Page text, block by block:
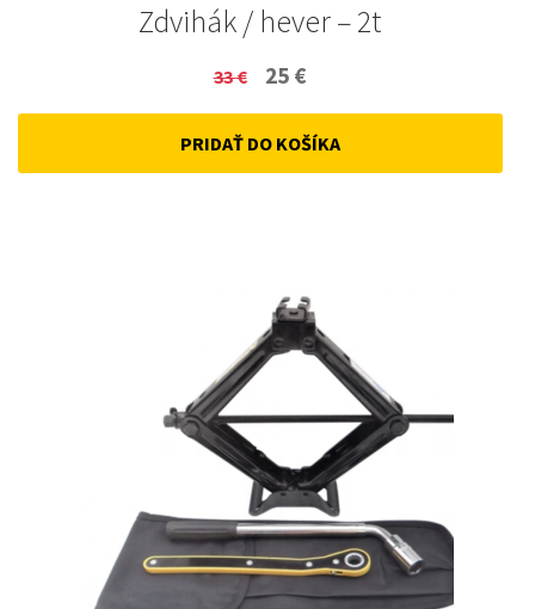
Zdvihák / hever – 2t
33€
Original
price
was:
25 €
price
is:
PRIDAŤ DO KOŠÍKA